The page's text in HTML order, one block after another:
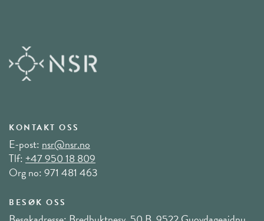
KONTAKT OSS
E-post:nsr@nsr.no
Tlf:+47 950 18 809
Org no: 971 481 463
BESØK OSS